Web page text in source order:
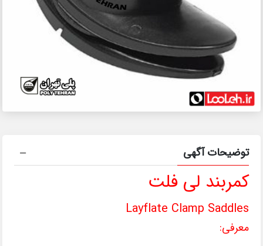
توضیحات آگهی
کمربند لی فلت
Layflate Clamp Saddles
معرفی: